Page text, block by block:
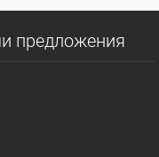
предложения